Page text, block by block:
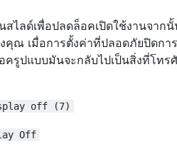
สไลด์เพื่อปลดล็อคเปิดใช้งานจากนั้
คุณ เมื่อการตั้งค่าที่ปลอดภัยปิดกา
ครูปแบบมันจะกลับไปเป็นสิ่งที่โทร
off (7)
Off